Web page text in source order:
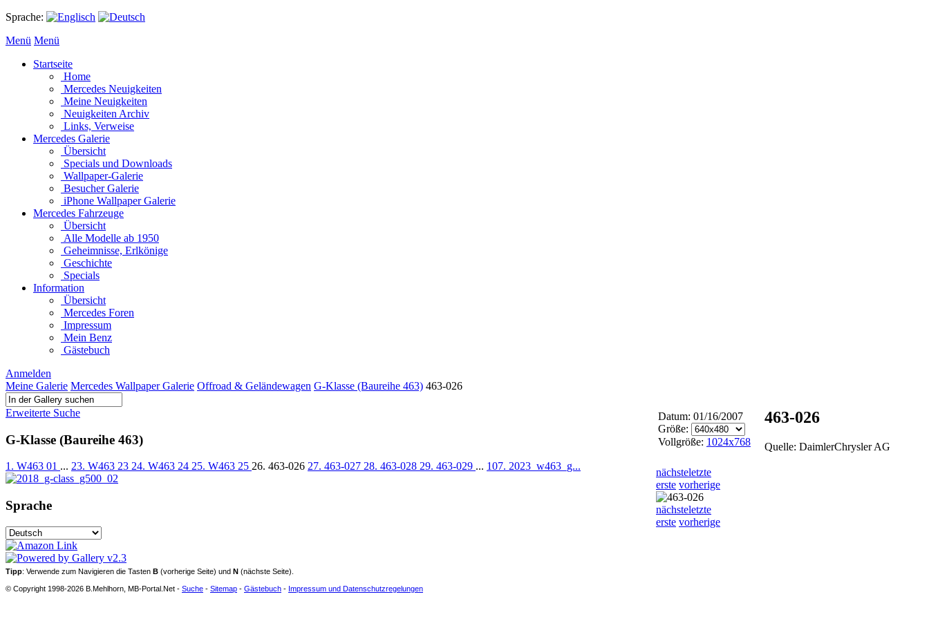
Sprache:
Menü Menü
Startseite
Home
Mercedes Neuigkeiten
Meine Neuigkeiten
Neuigkeiten Archiv
Links, Verweise
Mercedes Galerie
Übersicht
Specials und Downloads
Wallpaper-Galerie
Besucher Galerie
iPhone Wallpaper Galerie
Mercedes Fahrzeuge
Übersicht
Alle Modelle ab 1950
Geheimnisse, Erlkönige
Geschichte
Specials
Information
Übersicht
Mercedes Foren
Impressum
Mein Benz
Gästebuch
Anmelden
Meine Galerie Mercedes Wallpaper Galerie Offroad & Geländewagen G-Klasse (Baureihe 463) 463-026
Erweiterte Suche
G-Klasse (Baureihe 463)
1. W463 01 ... 23. W463 23 24. W463 24 25. W463 25 26. 463-026 27. 463-027 28. 463-028 29. 463-029 ... 107. 2023_w463_g...
Sprache
Datum: 01/16/2007
Größe:
Vollgröße: 1024x768
463-026
Quelle: DaimlerChrysler AG
nächsteletzte
erste vorherige
nächsteletzte
erste vorherige
Tipp: Verwende zum Navigieren die Tasten B (vorherige Seite) und N (nächste Seite).
© Copyright 1998-2026 B.Mehlhorn, MB-Portal.Net - Suche - Sitemap - Gästebuch - Impressum und Datenschutzregelungen